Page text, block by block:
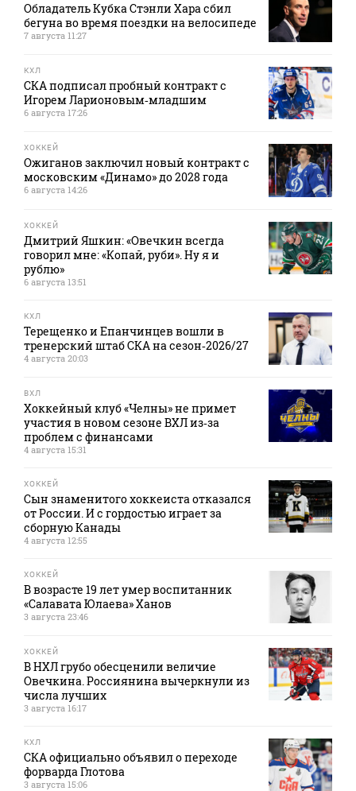
Обладатель Кубка Стэнли Хара сбил
бегуна во время поездки на велосипеде
7 августа 11:27
КХЛ
СКА подписал пробный контракт с
Игорем Ларионовым‑младшим
6 августа 17:26
ХОККЕЙ
Ожиганов заключил новый контракт с
московским «Динамо» до 2028 года
6 августа 14:26
ХОККЕЙ
Дмитрий Яшкин: «Овечкин всегда
говорил мне: «Копай, руби». Ну я и
рублю»
6 августа 13:51
КХЛ
Терещенко и Епанчинцев вошли в
тренерский штаб СКА на сезон‑2026/27
4 августа 20:03
ВХЛ
Хоккейный клуб «Челны» не примет
участия в новом сезоне ВХЛ из‑за
проблем с финансами
4 августа 15:31
ХОККЕЙ
Сын знаменитого хоккеиста отказался
от России. И с гордостью играет за
сборную Канады
4 августа 12:55
ХОККЕЙ
В возрасте 19 лет умер воспитанник
«Салавата Юлаева» Ханов
3 августа 23:46
ХОККЕЙ
В НХЛ грубо обесценили величие
Овечкина. Россиянина вычеркнули из
числа лучших
3 августа 16:17
КХЛ
СКА официально объявил о переходе
форварда Глотова
3 августа 15:06